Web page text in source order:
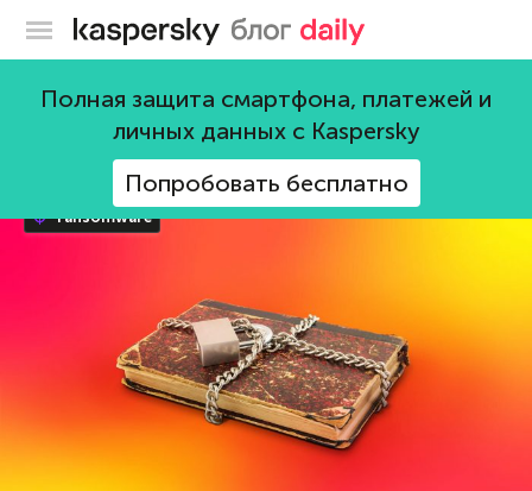
Блог Касперского
Полная защита смартфона, платежей и
личных данных с Kaspersky
Попробовать бесплатно
ransomware
102 поста
ransomware